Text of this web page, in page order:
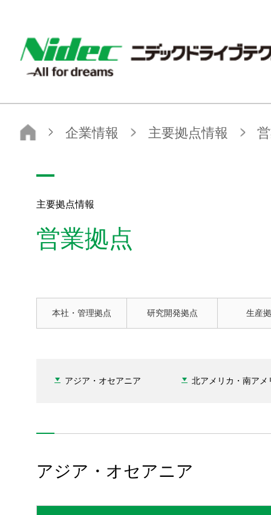
ニデックドライブテクノロジー株式会社
ニデックドライブテクノロジー株式会社
企業情報 主要拠点情報 営業拠点
主要拠点情報
営業拠点
本社・管理拠点 研究開発拠点 生産
アジア・オセアニア 北アメリカ・南アメ
アジア・オセアニア